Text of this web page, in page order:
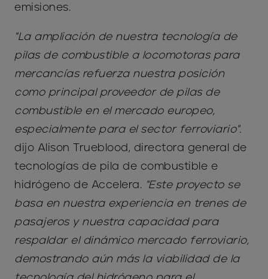
emisiones.
"La ampliación de nuestra tecnología de
pilas de combustible a locomotoras para
mercancías refuerza nuestra posición
como principal proveedor de pilas de
combustible en el mercado europeo,
especialmente para el sector ferroviario".
dijo Alison Trueblood, directora general de
tecnologías de pila de combustible e
hidrógeno de Accelera. "Este proyecto se
basa en nuestra experiencia en trenes de
pasajeros y nuestra capacidad para
respaldar el dinámico mercado ferroviario,
demostrando aún más la viabilidad de la